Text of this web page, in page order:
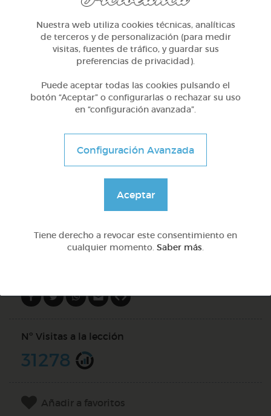
2º Primaria (7-8 años)
Inglés: ropa
DOCS (4)
Nº Visitas a la lección
31278
Añadir a favoritos
Nuestra web utiliza cookies técnicas, analíticas
de terceros y de personalización (para medir
visitas, fuentes de tráfico, y guardar sus
preferencias de privacidad).
Puede aceptar todas las cookies pulsando el
botón “Aceptar” o configurarlas o rechazar su uso
en “configuración avanzada”.
Configuración Avanzada
Aceptar
Tiene derecho a revocar este consentimiento en
cualquier momento. Saber más.